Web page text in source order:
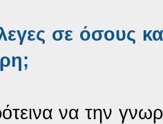
σε όσους
να την